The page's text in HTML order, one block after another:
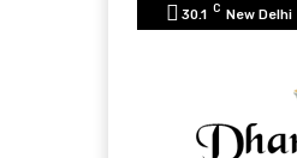
30.1 C New Delhi